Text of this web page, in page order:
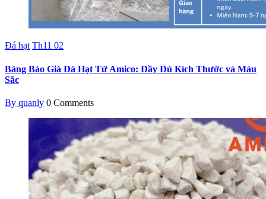
Đá hạt Th11 02
Bảng Báo Giá Đá Hạt Từ Amico: Đầy Đủ Kích Thước và Màu
Sắc
By quanly 0 Comments